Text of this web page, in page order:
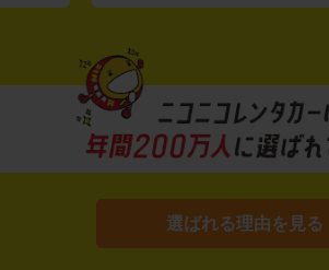
選ばれる理由を見る